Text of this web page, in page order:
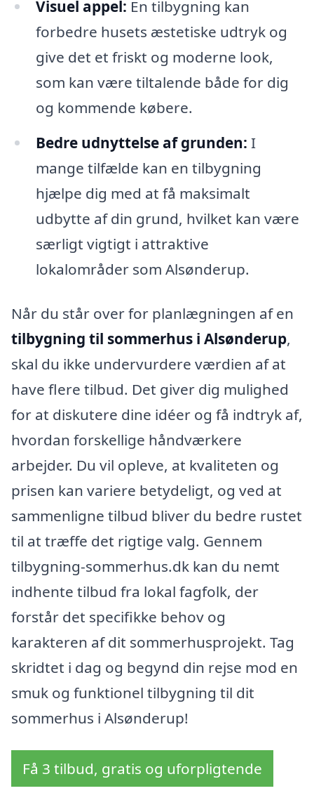
Visuel appel: En tilbygning kan
forbedre husets æstetiske udtryk og
give det et friskt og moderne look,
som kan være tiltalende både for dig
og kommende købere.
Bedre udnyttelse af grunden: I
mange tilfælde kan en tilbygning
hjælpe dig med at få maksimalt
udbytte af din grund, hvilket kan være
særligt vigtigt i attraktive
lokalområder som Alsønderup.
Når du står over for planlægningen af en
tilbygning til sommerhus i Alsønderup,
skal du ikke undervurdere værdien af at
have flere tilbud. Det giver dig mulighed
for at diskutere dine idéer og få indtryk af,
hvordan forskellige håndværkere
arbejder. Du vil opleve, at kvaliteten og
prisen kan variere betydeligt, og ved at
sammenligne tilbud bliver du bedre rustet
til at træffe det rigtige valg. Gennem
tilbygning-sommerhus.dk kan du nemt
indhente tilbud fra lokal fagfolk, der
forstår det specifikke behov og
karakteren af dit sommerhusprojekt. Tag
skridtet i dag og begynd din rejse mod en
smuk og funktionel tilbygning til dit
sommerhus i Alsønderup!
Få 3 tilbud, gratis og uforpligtende